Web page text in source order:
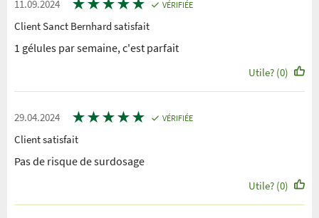
11.09.2024 ★★★★★ VÉRIFIÉE
Client Sanct Bernhard satisfait
1 gélules par semaine, c'est parfait
Utile? (0)
29.04.2024 ★★★★★ VÉRIFIÉE
Client satisfait
Pas de risque de surdosage
Utile? (0)